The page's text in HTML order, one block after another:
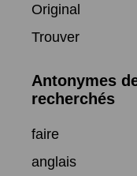
Original
Trouver
Antonymes
recherchés
faire
anglais